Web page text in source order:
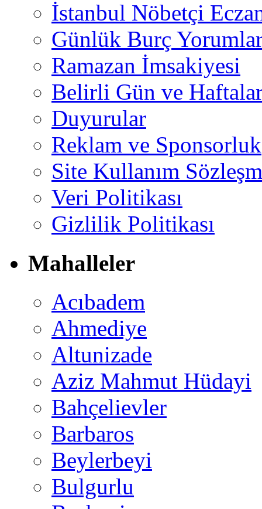
İstanbul Nöbetçi
Günlük Burç
Ramazan İmsakiyesi
Belirli Gün ve
Duyurular
Reklam ve Sponsorluk
Site Kullanım
Veri Politikası
Gizlilik Politikası
Mahalleler
Acıbadem
Ahmediye
Altunizade
Aziz Mahmut Hüdayi
Bahçelievler
Barbaros
Beylerbeyi
Bulgurlu